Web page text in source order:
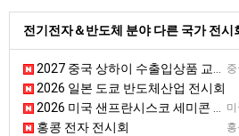
전기전자＆반도체 분야 다른 국가 전시
2027 중국 상하이 수출입상품 교역 전시회
2026 일본 도쿄 반도체산업 전시회
2026 미국 샌프란시스코 세미콘 웨스트
홍콩 전자 전시회